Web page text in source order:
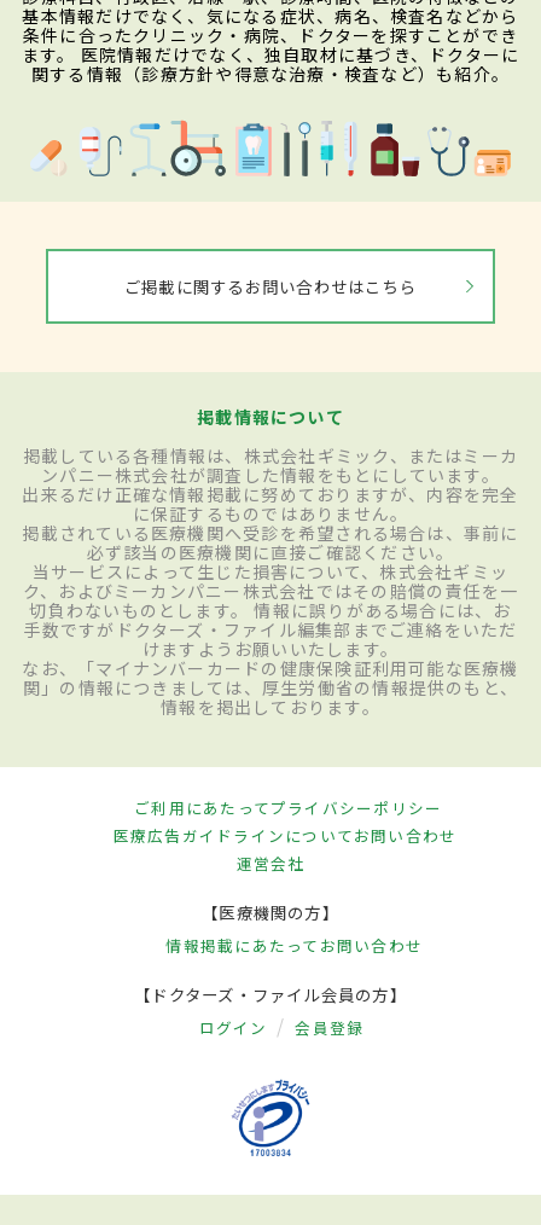
基本情報だけでなく、気になる症状、病名、検査名などから
条件に合ったクリニック・病院、ドクターを探すことができ
ます。 医院情報だけでなく、独自取材に基づき、ドクターに
関する情報（診療方針や得意な治療・検査など）も紹介。
ご掲載に関するお問い合わせはこちら
掲載情報について
掲載している各種情報は、株式会社ギミック、またはミーカ
ンパニー株式会社が調査した情報をもとにしています。
出来るだけ正確な情報掲載に努めておりますが、内容を完全
に保証するものではありません。
掲載されている医療機関へ受診を希望される場合は、事前に
必ず該当の医療機関に直接ご確認ください。
当サービスによって生じた損害について、株式会社ギミッ
ク、およびミーカンパニー株式会社ではその賠償の責任を一
切負わないものとします。 情報に誤りがある場合には、お
手数ですがドクターズ・ファイル編集部までご連絡をいただ
けますようお願いいたします。
なお、「マイナンバーカードの健康保険証利用可能な医療機
関」の情報につきましては、厚生労働省の情報提供のもと、
情報を掲出しております。
ご利用にあたってプライバシーポリシー
医療広告ガイドラインについてお問い合わせ
運営会社
【医療機関の方】
情報掲載にあたって お問い合わせ
【ドクターズ・ファイル会員の方】
ログイン 会員登録